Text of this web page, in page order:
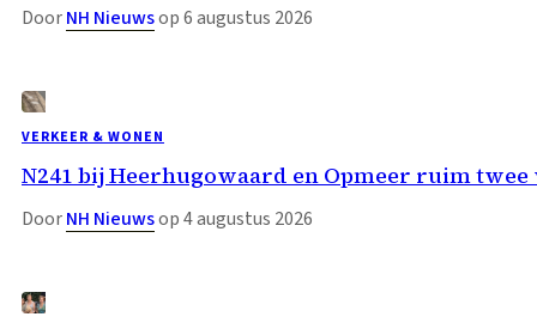
DoorNH Nieuwsop 6 augustus 2026
VERKEER & WONEN
N241 bij Heerhugowaard en Opmeer ruim twee
DoorNH Nieuwsop 4 augustus 2026